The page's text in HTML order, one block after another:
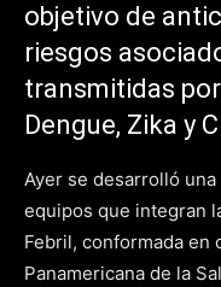
objetivo de
riesgos
transmitidas
Dengue, Zika y
Ayer se desarrolló
equipos que integran
Febril, conformada en
Panamericana de la